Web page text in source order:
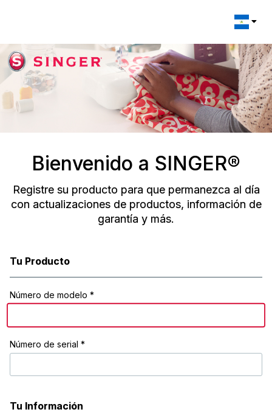
Change
Bienvenido a SINGER®
Registre su producto para que permanezca al día
con actualizaciones de productos, información de
garantía y más.
Registration Form
Tu Producto
Número de modelo *
Número de serial *
Tu Información